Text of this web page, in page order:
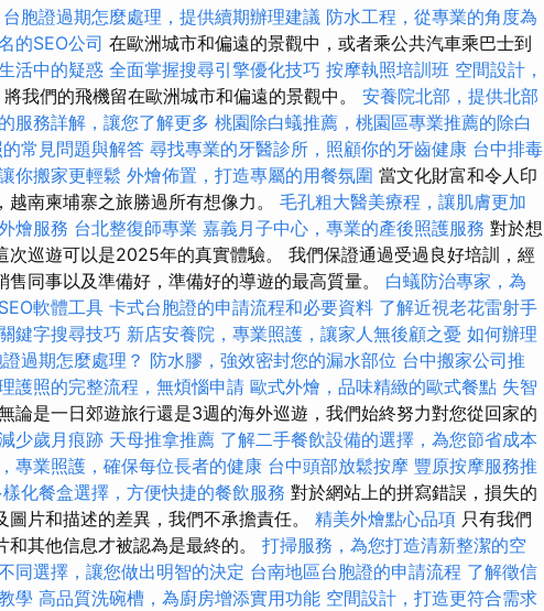
台胞證過期怎麼處理，提供續期辦理建議 防水工程，從專業的角度為
的SEO公司 在歐洲城市和偏遠的景觀中，或者乘公共汽車乘巴士到
活中的疑惑 全面掌握搜尋引擎優化技巧 按摩執照培訓班 空間設計，
我們的飛機留在歐洲城市和偏遠的景觀中。 安養院北部，提供北部
服務詳解，讓您了解更多 桃園除白蟻推薦，桃園區專業推薦的除白
常見問題與解答 尋找專業的牙醫診所，照顧你的牙齒健康 台中排毒
你搬家更輕鬆 外燴佈置，打造專屬的用餐氛圍 當文化財富和令人印
南柬埔寨之旅勝過所有想像力。 毛孔粗大醫美療程，讓肌膚更加
燴服務 台北整復師專業 嘉義月子中心，專業的產後照護服務 對於想
次巡遊可以是2025年的真實體驗。 我們保證通過受過良好培訓，經
同事以及準備好，準備好的導遊的最高質量。 白蟻防治專家，為
軟體工具 卡式台胞證的申請流程和必要資料 了解近視老花雷射手
鍵字搜尋技巧 新店安養院，專業照護，讓家人無後顧之憂 如何辦理
過期怎麼處理？ 防水膠，強效密封您的漏水部位 台中搬家公司推
護照的完整流程，無煩惱申請 歐式外燴，品味精緻的歐式餐點 失智
論是一日郊遊旅行還是3週的海外巡遊，我們始終努力對您從回家的
少歲月痕跡 天母推拿推薦 了解二手餐飲設備的選擇，為您節省成本
專業照護，確保每位長者的健康 台中頭部放鬆按摩 豐原按摩服務推
樣化餐盒選擇，方便快捷的餐飲服務 對於網站上的拼寫錯誤，損失的
片和描述的差異，我們不承擔責任。 精美外燴點心品項 只有我們
其他信息才被認為是最終的。 打掃服務，為您打造清新整潔的空
同選擇，讓您做出明智的決定 台南地區台胞證的申請流程 了解徵信
學 高品質洗碗槽，為廚房增添實用功能 空間設計，打造更符合需求